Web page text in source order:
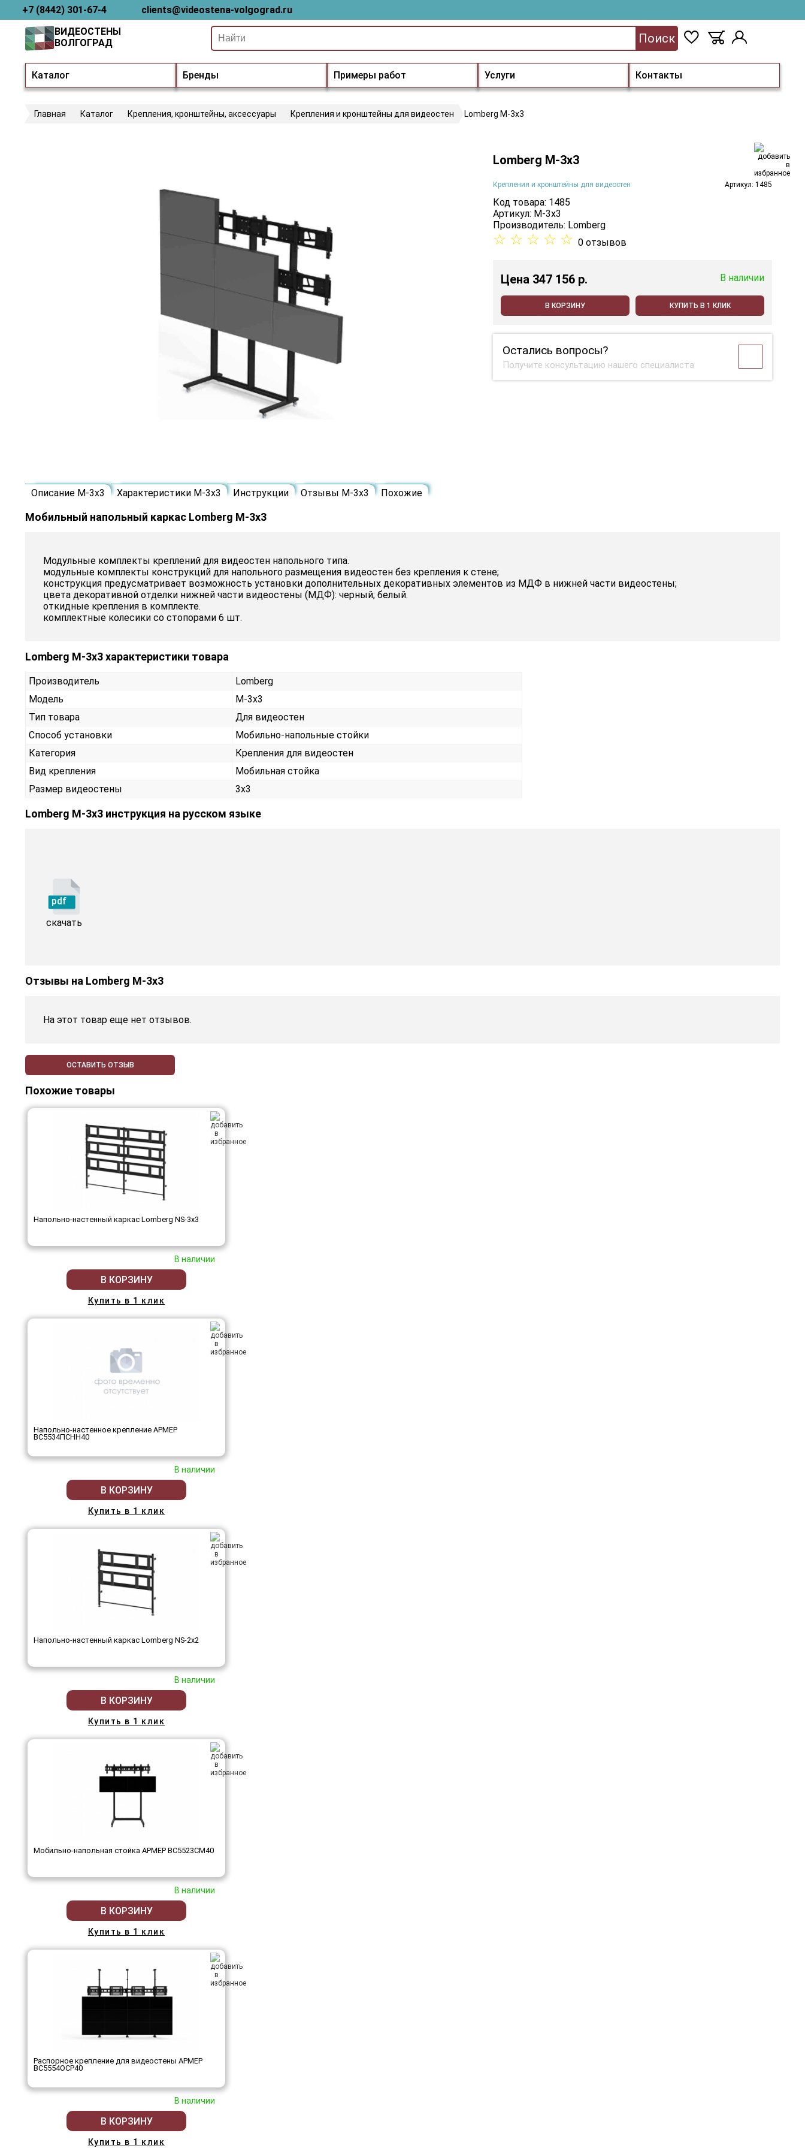
+7 (8442) 301-67-4 clients@videostena-volgograd.ru
Каталог Бренды Примеры работ Услуги Контакты
ВИДЕОСТЕНЫ
ВОЛГОГРАД
Поиск
Главная Каталог Крепления, кронштейны, аксессуары Крепления и кронштейны для видеостен Lomberg M-3х3
Lomberg M-3х3
Крепления и кронштейны для видеостен Артикул: 1485
Код товара: 1485
Артикул: M-3х3
Производитель: Lomberg
☆ ☆ ☆ ☆ ☆ 0 отзывов
Цена 347 156 p. В наличии
В КОРЗИНУ КУПИТЬ В 1 КЛИК
Остались вопросы?
Получите консультацию нашего специалиста
Описание M-3х3 Характеристики M-3х3 Инструкции Отзывы M-3х3 Похожие
Мобильный напольный каркас Lomberg M-3х3
Модульные комплекты креплений для видеостен напольного типа.
модульные комплекты конструкций для напольного размещения видеостен без крепления к стене;
конструкция предусматривает возможность установки дополнительных декоративных элементов из МДФ в нижней части видеостены;
цвета декоративной отделки нижней части видеостены (МДФ): черный; белый.
откидные крепления в комплекте.
комплектные колесики со стопорами 6 шт.
Lomberg M-3х3 характеристики товара
Производитель
Lomberg
Модель
M-3х3
Тип товара
Для видеостен
Способ установки
Мобильно-напольные стойки
Категория
Крепления для видеостен
Вид крепления
Мобильная стойка
Размер видеостены
3x3
Lomberg M-3х3 инструкция на русском языке
pdf
скачать
Отзывы на Lomberg M-3х3
На этот товар еще нет отзывов.
ОСТАВИТЬ ОТЗЫВ
Похожие товары
Напольно-настенный каркас Lomberg NS-3х3
В наличии
В КОРЗИНУ
Купить в 1 клик
Напольно-настенное крепление АРМЕР
ВС5534ПСНН40
В наличии
В КОРЗИНУ
Купить в 1 клик
Напольно-настенный каркас Lomberg NS-2х2
В наличии
В КОРЗИНУ
Купить в 1 клик
Мобильно-напольная стойка АРМЕР ВС5523СМ40
В наличии
В КОРЗИНУ
Купить в 1 клик
Распорное крепление для видеостены АРМЕР
ВС5554ОСР40
В наличии
В КОРЗИНУ
Купить в 1 клик